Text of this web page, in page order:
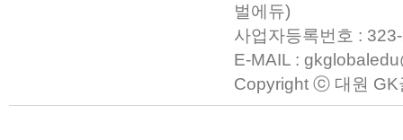
벌에듀)
사업자등록번호 :
E-MAIL :
Copyright ⓒ 대원 GK